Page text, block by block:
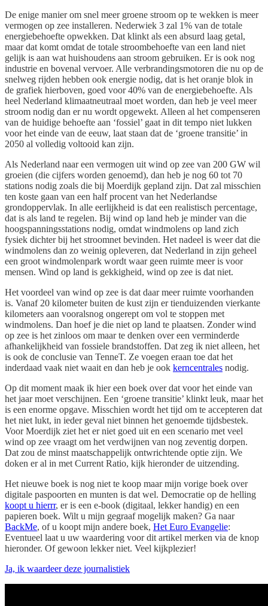
De enige manier om snel meer groene stroom op te wekken is meer
vermogen op zee installeren. Nederwiek 3 zal 1% van de totale
energiebehoefte opwekken. Dat klinkt als een absurd laag getal,
maar dat komt omdat de totale stroombehoefte van een land niet
gelijk is aan wat huishoudens aan stroom gebruiken. Er is ook nog
industrie en bovenal vervoer. Alle verbrandingsmotoren die nu op de
snelweg rijden hebben ook energie nodig, dat is het oranje blok in
de grafiek hierboven, goed voor 40% van de energiebehoefte. Als
heel Nederland klimaatneutraal moet worden, dan heb je veel meer
stroom nodig dan er nu wordt opgewekt. Alleen al het compenseren
van de huidige behoefte aan ‘fossiel’ gaat in dit tempo niet lukken
voor het einde van de eeuw, laat staan dat de ‘groene transitie’ in
2050 al volledig voltooid kan zijn.
Als Nederland naar een vermogen uit wind op zee van 200 GW wil
groeien (die cijfers worden genoemd), dan heb je nog 60 tot 70
stations nodig zoals die bij Moerdijk gepland zijn. Dat zal misschien
ten koste gaan van een half procent van het Nederlandse
grondoppervlak. In alle eerlijkheid is dat een realistisch percentage,
dat is als land te regelen. Bij wind op land heb je minder van die
hoogspanningsstations nodig, omdat windmolens op land zich
fysiek dichter bij het stroomnet bevinden. Het nadeel is weer dat die
windmolens dan zo weinig opleveren, dat Nederland in zijn geheel
een groot windmolenpark wordt waar geen ruimte meer is voor
mensen. Wind op land is gekkigheid, wind op zee is dat niet.
Het voordeel van wind op zee is dat daar meer ruimte voorhanden
is. Vanaf 20 kilometer buiten de kust zijn er tienduizenden vierkante
kilometers aan vooralsnog ongerept om vol te stoppen met
windmolens. Dan hoef je die niet op land te plaatsen. Zonder wind
op zee is het zinloos om maar te denken over een verminderde
afhankelijkheid van fossiele brandstoffen. Dat zeg ik niet alleen, het
is ook de conclusie van TenneT. Ze voegen eraan toe dat het
inderdaad vaak niet waait en dan heb je ook kerncentrales nodig.
Op dit moment maak ik hier een boek over dat voor het einde van
het jaar moet verschijnen. Een ‘groene transitie’ klinkt leuk, maar het
is een enorme opgave. Misschien wordt het tijd om te accepteren dat
het niet lukt, in ieder geval niet binnen het genoemde tijdsbestek.
Voor Moerdijk ziet het er niet goed uit en een scenario met veel
wind op zee vraagt om het verdwijnen van nog zeventig dorpen.
Dat zou de minst maatschappelijk ontwrichtende optie zijn. We
doken er al in met Current Ratio, kijk hieronder de uitzending.
Het nieuwe boek is nog niet te koop maar mijn vorige boek over
digitale paspoorten en munten is dat wel. Democratie op de helling
koopt u hierrr, er is een e-book (digitaal, lekker handig) en een
papieren boek. Wilt u mijn gegraaf mogelijk maken? Ga naar
BackMe, of u koopt mijn andere boek, Het Euro Evangelie:
Eventueel laat u uw waardering voor dit artikel merken via de knop
hieronder. Of gewoon lekker niet. Veel kijkplezier!
Ja, ik waardeer deze journalistiek